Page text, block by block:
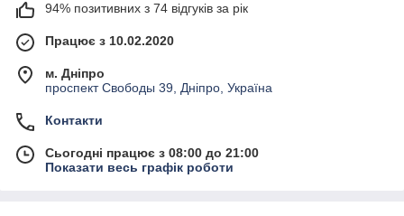
94% позитивних з 74 відгуків за рік
Працює з 10.02.2020
м. Дніпро
проспект Свободы 39, Дніпро, Україна
Контакти
Сьогодні працює з 08:00 до 21:00
Показати весь графік роботи